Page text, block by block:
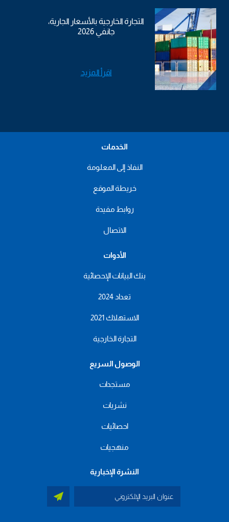
التجارة الخارجية بالأسعار الجارية،
جانفي 2026
اقرأ المزيد
الخدمات
النفاذ إلى المعلومة
خريطة الموقع
روابط مفيدة
الاتصال
الأدوات
بنك البيانات الإحصائية
تعداد 2024
الاستهلاك 2021
التجارة الخارجية
الوصول السريع
مستجدات
نشريات
احصائيات
منهجيات
النشرة الإخبارية